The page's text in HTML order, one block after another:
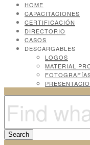
HOME
CAPACITACIONES
CERTIFICACIÓN
DIRECTORIO
CASOS
DESCARGABLES
LOGOS
MATERIAL